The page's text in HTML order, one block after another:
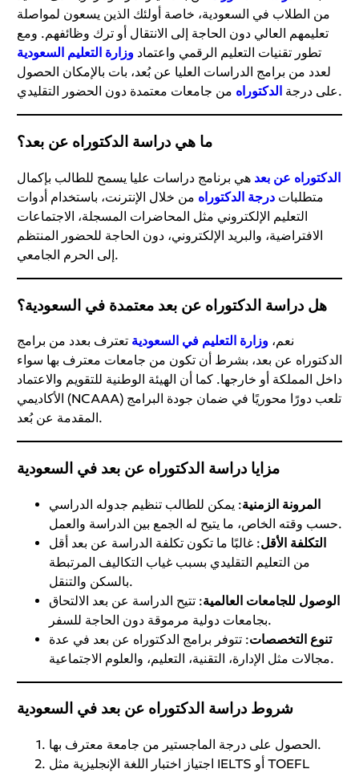
من الطلاب في السعودية، خاصة أولئك الذين يسعون لمواصلة
تعليمهم العالي دون الحاجة إلى الانتقال أو ترك وظائفهم. ومع
تطور تقنيات التعليم الرقمي واعتماد وزارة التعليم السعودية
لعدد من برامج الدراسات العليا عن بُعد، بات بالإمكان الحصول
على درجة الدكتوراه من جامعات معتمدة دون الحضور التقليدي.
ما هي دراسة الدكتوراه عن بعد؟
الدكتوراه عن بعد هي برنامج دراسات عليا يسمح للطالب بإكمال
متطلبات درجة الدكتوراه من خلال الإنترنت، باستخدام أدوات
التعليم الإلكتروني مثل المحاضرات المسجلة، الاجتماعات
الافتراضية، والبريد الإلكتروني، دون الحاجة للحضور المنتظم
إلى الحرم الجامعي.
هل دراسة الدكتوراه عن بعد معتمدة في السعودية؟
نعم، وزارة التعليم في السعودية تعترف بعدد من برامج
الدكتوراه عن بعد، بشرط أن تكون من جامعات معترف بها سواء
داخل المملكة أو خارجها. كما أن الهيئة الوطنية للتقويم والاعتماد
الأكاديمي (NCAAA) تلعب دورًا محوريًا في ضمان جودة البرامج
المقدمة عن بُعد.
مزايا دراسة الدكتوراه عن بعد في السعودية
المرونة الزمنية: يمكن للطالب تنظيم جدوله الدراسي
حسب وقته الخاص، ما يتيح له الجمع بين الدراسة والعمل.
التكلفة الأقل: غالبًا ما تكون تكلفة الدراسة عن بعد أقل
من التعليم التقليدي بسبب غياب التكاليف المرتبطة
بالسكن والتنقل.
الوصول للجامعات العالمية: تتيح الدراسة عن بعد الالتحاق
بجامعات دولية مرموقة دون الحاجة للسفر.
تنوع التخصصات: تتوفر برامج الدكتوراه عن بعد في عدة
مجالات مثل الإدارة، التقنية، التعليم، والعلوم الاجتماعية.
شروط دراسة الدكتوراه عن بعد في السعودية
الحصول على درجة الماجستير من جامعة معترف بها.
اجتياز اختبار اللغة الإنجليزية مثل IELTS أو TOEFL